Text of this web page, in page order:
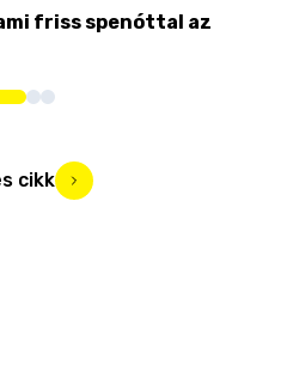
friss spenóttal az
cikk